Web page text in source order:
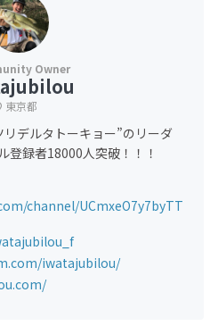
東京都
デルタトーキョー”のリーダ
登録者18000人突破！！！
channel/UCmxeO7y7byTT
iwatajubilou/